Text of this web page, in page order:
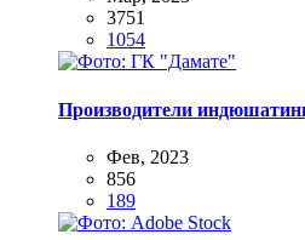
3751
1054
Производители
Фев, 2023
856
189